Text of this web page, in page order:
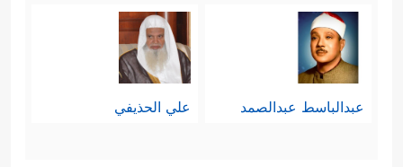
عبدالباسط عبدالصمد علي الحذيفي